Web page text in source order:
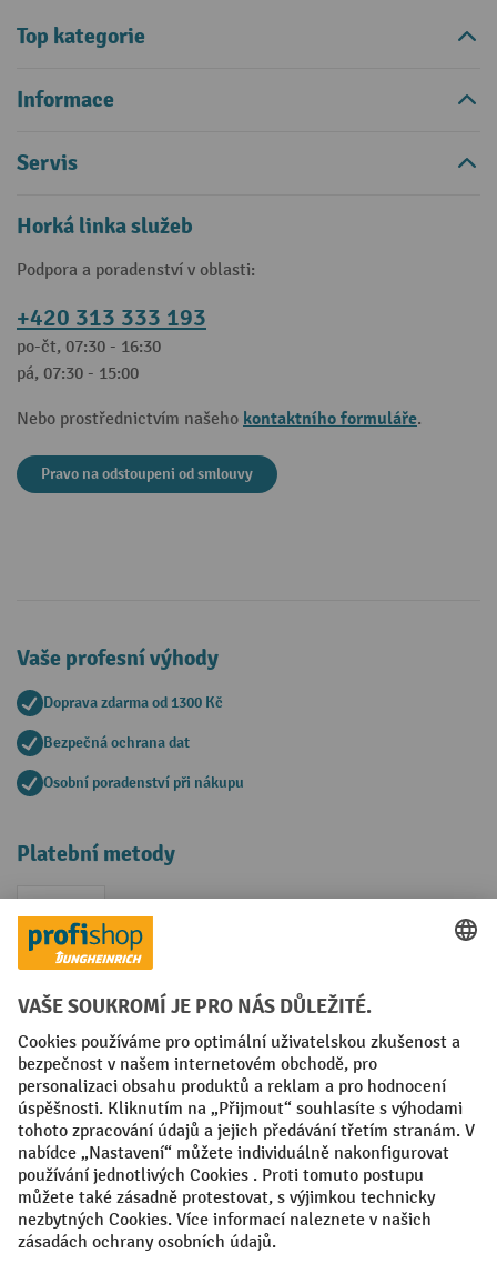
Top kategorie
Informace
Servis
Horká linka služeb
Podpora a poradenství v oblasti:
+420 313 333 193
po-čt, 07:30 - 16:30
pá, 07:30 - 15:00
Nebo prostřednictvím našeho kontaktního formuláře.
Pravo na odstoupeni od smlouvy
Vaše profesní výhody
Doprava zdarma od 1300 Kč
Bezpečná ochrana dat
Osobní poradenství při nákupu
Platební metody
Faktura
Sociální sítě
Facebook
YouTubeLinkedIn
VODP Otisk
Prohlášení o ochraně osobních údajů
Nastavení ochrany osobních údajů